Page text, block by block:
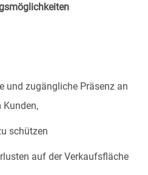
zugängliche Präsenz an
Kunden,
schützen
auf der Verkaufsfläche